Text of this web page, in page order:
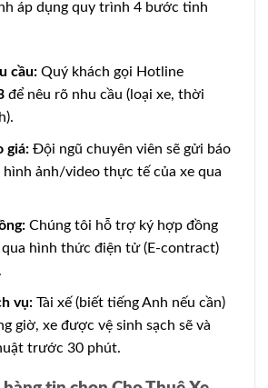
áp dụng quy trình 4 bước tinh
cầu:Quý khách gọi Hotline
để nêu rõ nhu cầu (loại xe, thời
giá:Đội ngũ chuyên viên sẽ gửi báo
hình ảnh/video thực tế của xe qua
Chúng tôi hỗ trợ ký hợp đồng
hình thức điện tử (E-contract)
vụ:Tài xế (biết tiếng Anh nếu cần)
giờ, xe được vệ sinh sạch sẽ và
trước 30 phút.